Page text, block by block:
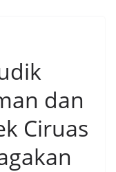
dan
Ciruas